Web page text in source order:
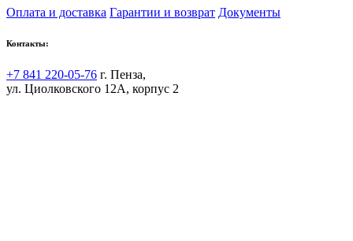
Оплата и доставка Гарантии и возврат Документы
Контакты:
+7 841 220-05-76 г. Пенза,
ул. Циолковского 12А, корпус 2